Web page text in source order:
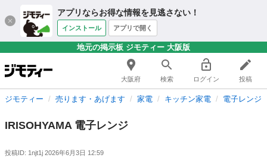
アプリならお得な情報を見逃さない！
インストール アプリで開く
地元の掲示板 ジモティー 大阪版
大阪府 検索 ログイン 投稿
ジモティー 売ります・あげます 家電 キッチン家電 電子レンジ
IRISOHYAMA 電子レンジ
投稿ID: 1njt1j 2026年6月3日 12:59